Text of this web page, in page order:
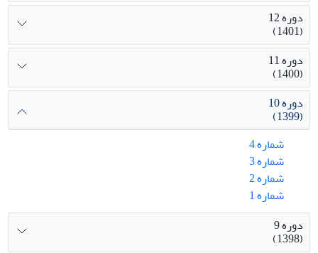
دوره 12
(1401)
دوره 11
(1400)
دوره 10
(1399)
شماره 4
شماره 3
شماره 2
شماره 1
دوره 9
(1398)